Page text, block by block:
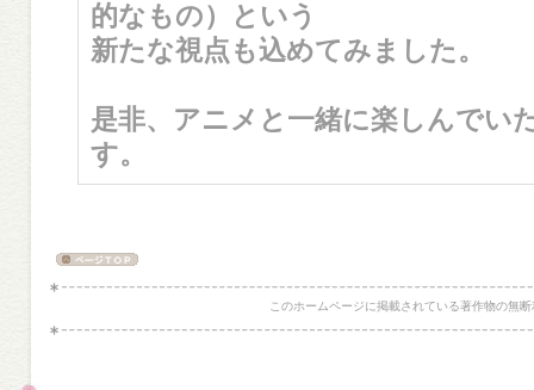
的なもの）という
新たな視点も込めてみました。
是非、アニメと一緒に楽しんでい
す。
このホームページに掲載されている著作物の